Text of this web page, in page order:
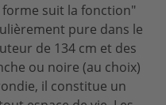
suit la fonction"
pure dans le
de 134 cm et des
ou noire (au choix)
il constitue un